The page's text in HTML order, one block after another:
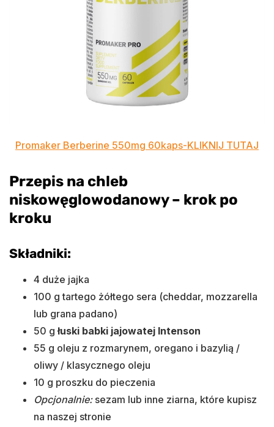
Promaker Berberine 550mg 60kaps-KLIKNIJ TUTAJ
Przepis na chleb
niskowęglowodanowy – krok po
kroku
Składniki:
4 duże jajka
100 g tartego żółtego sera (cheddar, mozzarella
lub grana padano)
50 głuski babki jajowatej Intenson
55 g oleju z rozmarynem, oregano i bazylią /
oliwy / klasycznego oleju
10 g proszku do pieczenia
Opcjonalnie:sezam lub inne ziarna, które kupisz
na naszej stronie